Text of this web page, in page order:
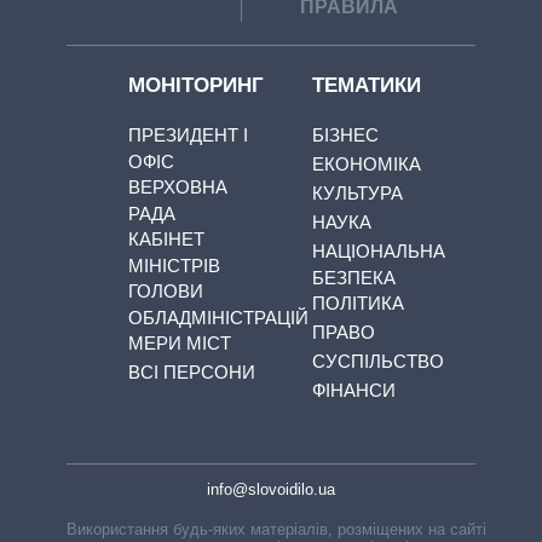
ПРАВИЛА
МОНІТОРИНГ
ПРЕЗИДЕНТ І
ОФІС
ВЕРХОВНА
РАДА
КАБІНЕТ
МІНІСТРІВ
ГОЛОВИ
ОБЛАДМІНІСТРАЦІЙ
МЕРИ МІСТ
ВСІ ПЕРСОНИ
ТЕМАТИКИ
БІЗНЕС
ЕКОНОМІКА
КУЛЬТУРА
НАУКА
НАЦІОНАЛЬНА
БЕЗПЕКА
ПОЛІТИКА
ПРАВО
СУСПІЛЬСТВО
ФІНАНСИ
info@slovoidilo.ua
Використання будь-яких матеріалів, розміщених на сайті,